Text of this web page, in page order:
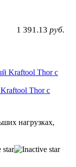
1 391.13 руб.
Thor с
нагрузках,